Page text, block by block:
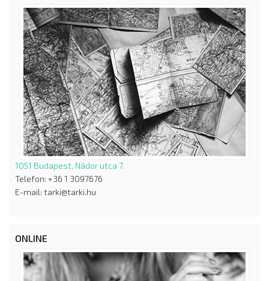
1051 Budapest, Nádor utca 7.
Telefon: +36 1 3097676
E-mail: tarki@tarki.hu
ONLINE